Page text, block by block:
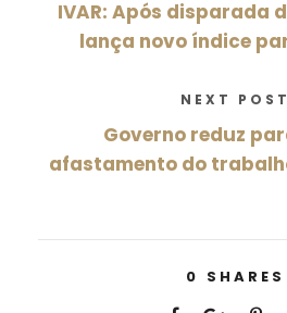
IVAR: Após disparada
lança novo índice
NEXT POST
Governo reduz
afastamento do
0 SHARES